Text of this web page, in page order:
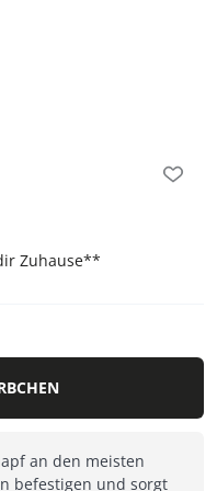
Zuhause**
an den meisten
befestigen und sorgt